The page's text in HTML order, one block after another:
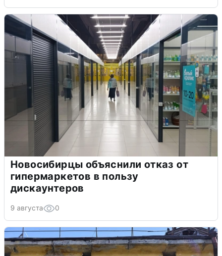
Новосибирцы объяснили отказ от
гипермаркетов в пользу
дискаунтеров
9 августа 0